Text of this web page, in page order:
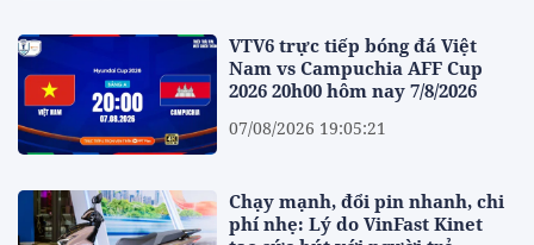
VTV6 trực tiếp bóng đá Việt
Nam vs Campuchia AFF Cup
2026 20h00 hôm nay 7/8/2026
07/08/2026 19:05:21
Chạy mạnh, đổi pin nhanh, chi
phí nhẹ: Lý do VinFast Kinet